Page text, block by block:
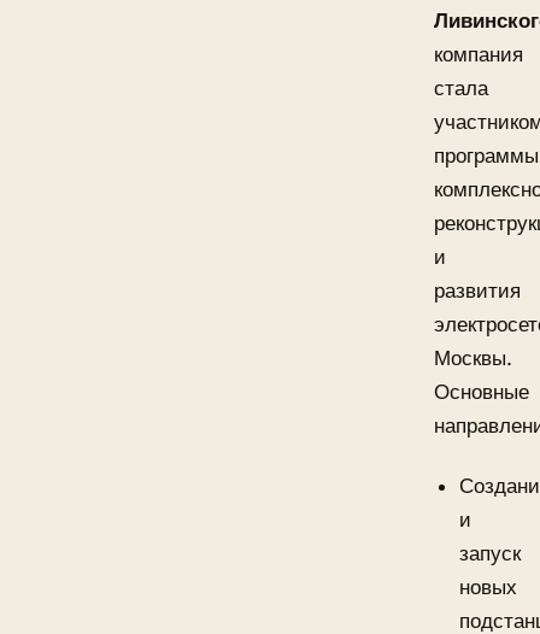
компания
стала
программы
и
развития
Москвы.
Основные
и
запуск
новых